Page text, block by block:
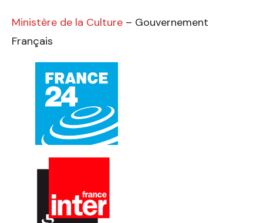
Ministère de la Culture – Gouvernement
Français